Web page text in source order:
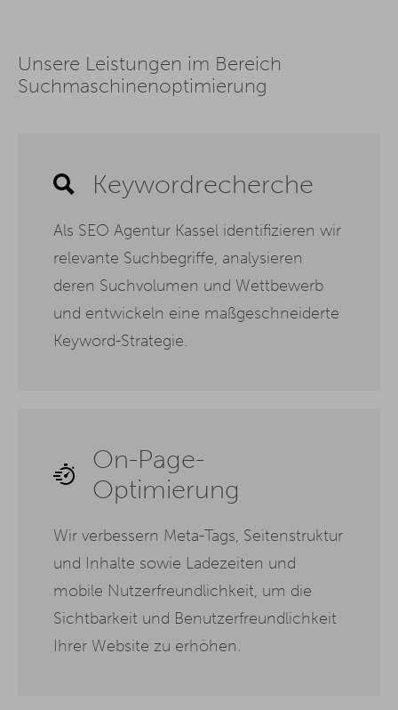
Unsere Leistungen im Bereich
Suchmaschinenoptimierung
Keywordrecherche
Als SEO Agentur Kassel identifizieren wir
relevante Suchbegriffe, analysieren
deren Suchvolumen und Wettbewerb
und entwickeln eine maßgeschneiderte
Keyword-Strategie.
On-Page-
Optimierung
Wir verbessern Meta-Tags, Seitenstruktur
und Inhalte sowie Ladezeiten und
mobile Nutzerfreundlichkeit, um die
Sichtbarkeit und Benutzerfreundlichkeit
Ihrer Website zu erhöhen.